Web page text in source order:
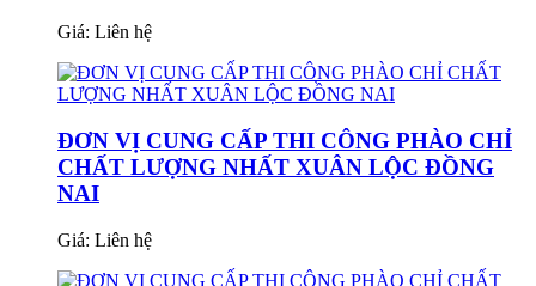
Giá: Liên hệ
ĐƠN VỊ CUNG CẤP THI CÔNG PHÀO CHỈ
CHẤT LƯỢNG NHẤT XUÂN LỘC ĐỒNG
NAI
Giá: Liên hệ